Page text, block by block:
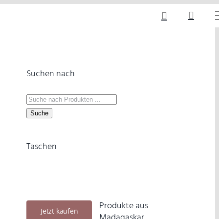
Suchen nach
Products
search
Suche
Taschen
Jetzt kaufen
Produkte aus